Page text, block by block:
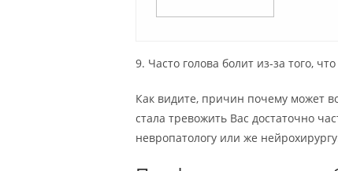
9. Часто голова болит из-за того,
Как видите, причин почему может
стала тревожить Вас достаточно
невропатологу или же